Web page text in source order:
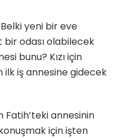
Belki yeni bir eve
bir odası olabilecek
bunu? Kızı için
ilk iş annesine gidecek
annesinin
için işten